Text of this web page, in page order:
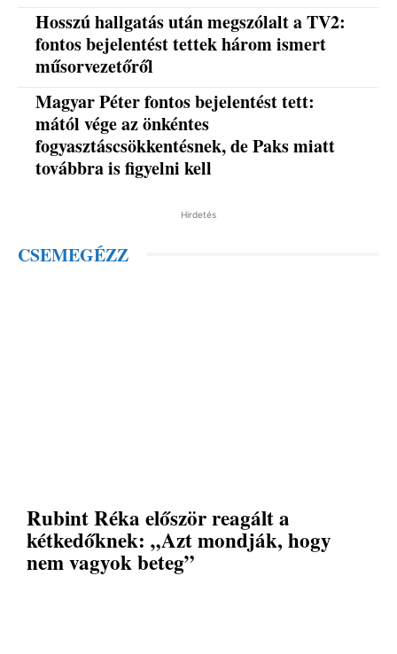
Hosszú hallgatás után megszólalt a TV2:
fontos bejelentést tettek három ismert
műsorvezetőről
Magyar Péter fontos bejelentést tett:
mától vége az önkéntes
fogyasztáscsökkentésnek, de Paks miatt
továbbra is figyelni kell
Hirdetés
CSEMEGÉZZ
Rubint Réka először reagált a
kétkedőknek: „Azt mondják, hogy
nem vagyok beteg”